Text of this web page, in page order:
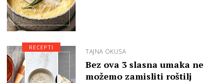
TAJNA OKUSA
Bez ova 3 slasna umaka ne
možemo zamisliti roštilj
RECEPTI